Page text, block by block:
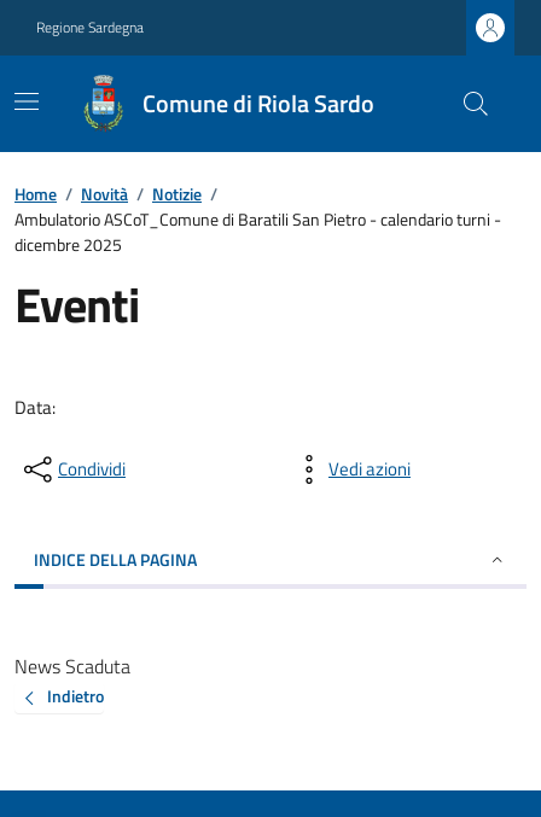
Regione Sardegna
Comune di Riola Sardo
Home / Novità / Notizie /
Ambulatorio ASCoT_Comune di Baratili San Pietro - calendario turni -
dicembre 2025
Eventi
Data:
Condividi Vedi azioni
INDICE DELLA PAGINA
News Scaduta
Indietro